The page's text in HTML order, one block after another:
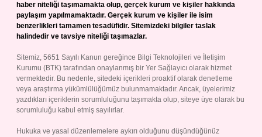
haber niteliği taşımamakta olup, gerçek kurum ve kişiler hakkında
paylaşım yapılmamaktadır. Gerçek kurum ve kişiler ile isim
benzerlikleri tamamen tesadüfidir. Sitemizdeki bilgiler taslak
halindedir ve tavsiye niteliği taşımazlar.
Sitemiz, 5651 Sayılı Kanun gereğince Bilgi Teknolojileri ve İletişim
Kurumu (BTK) tarafından onaylanmış bir Yer Sağlayıcı olarak hizmet
vermektedir. Bu nedenle, sitedeki içerikleri proaktif olarak denetleme
veya araştırma yükümlülüğümüz bulunmamaktadır. Ancak, üyelerimiz
yazdıkları içeriklerin sorumluluğunu taşımakta olup, siteye üye olarak bu
sorumluluğu kabul etmiş sayılırlar.
Hukuka ve yasal düzenlemelere aykırı olduğunu düşündüğünüz